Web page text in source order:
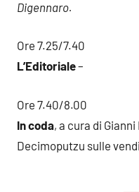
Digennaro.
Ore 7.25/7.40
L’Editoriale–
Ore 7.40/8.00
In coda, a cura di
Decimoputzu sulle